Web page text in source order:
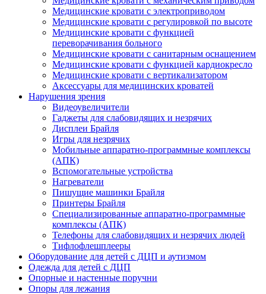
Медицинские кровати с электроприводом
Медицинские кровати с регулировкой по высоте
Медицинские кровати с функцией
переворачивания больного
Медицинские кровати с санитарным оснащением
Медицинские кровати с функцией кардиокресло
Медицинские кровати с вертикализатором
Аксессуары для медицинских кроватей
Нарушения зрения
Видеоувеличители
Гаджеты для слабовидящих и незрячих
Дисплеи Брайля
Игры для незрячих
Мобильные аппаратно-программные комплексы
(АПК)
Вспомогательные устройства
Нагреватели
Пишущие машинки Брайля
Принтеры Брайля
Специализированные аппаратно-программные
комплексы (АПК)
Телефоны для слабовидящих и незрячих людей
Тифлофлешплееры
Оборудование для детей с ДЦП и аутизмом
Одежда для детей с ДЦП
Опорные и настенные поручни
Опоры для лежания